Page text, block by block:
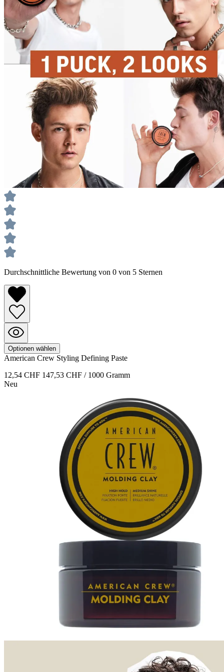
Durchschnittliche Bewertung von 0 von 5 Sternen
Optionen wählen
American Crew Styling Defining Paste
12,54 CHF 147,53 CHF / 1000 Gramm
Neu